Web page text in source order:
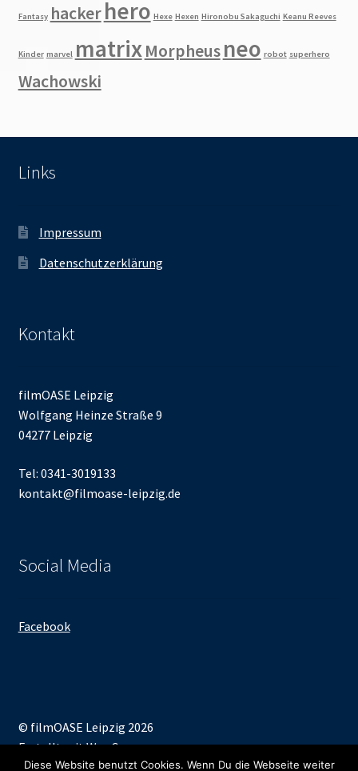
Fantasy hackerhero Hexe Hexen Hironobu Sakaguchi Keanu Reeves
Kinder marvel matrixMorpheusneo robot superhero
Wachowski
Links
Impressum
Datenschutzerklärung
Kontakt
filmOASE Leipzig
Wolfgang Heinze Straße 9
04277 Leipzig
Tel: 0341-3019133
kontakt@filmoase-leipzig.de
Social Media
Facebook
© filmOASE Leipzig 2026
Erstellt mit WooCommerce.
Diese Website benutzt Cookies. Wenn Du die Webseite weiter